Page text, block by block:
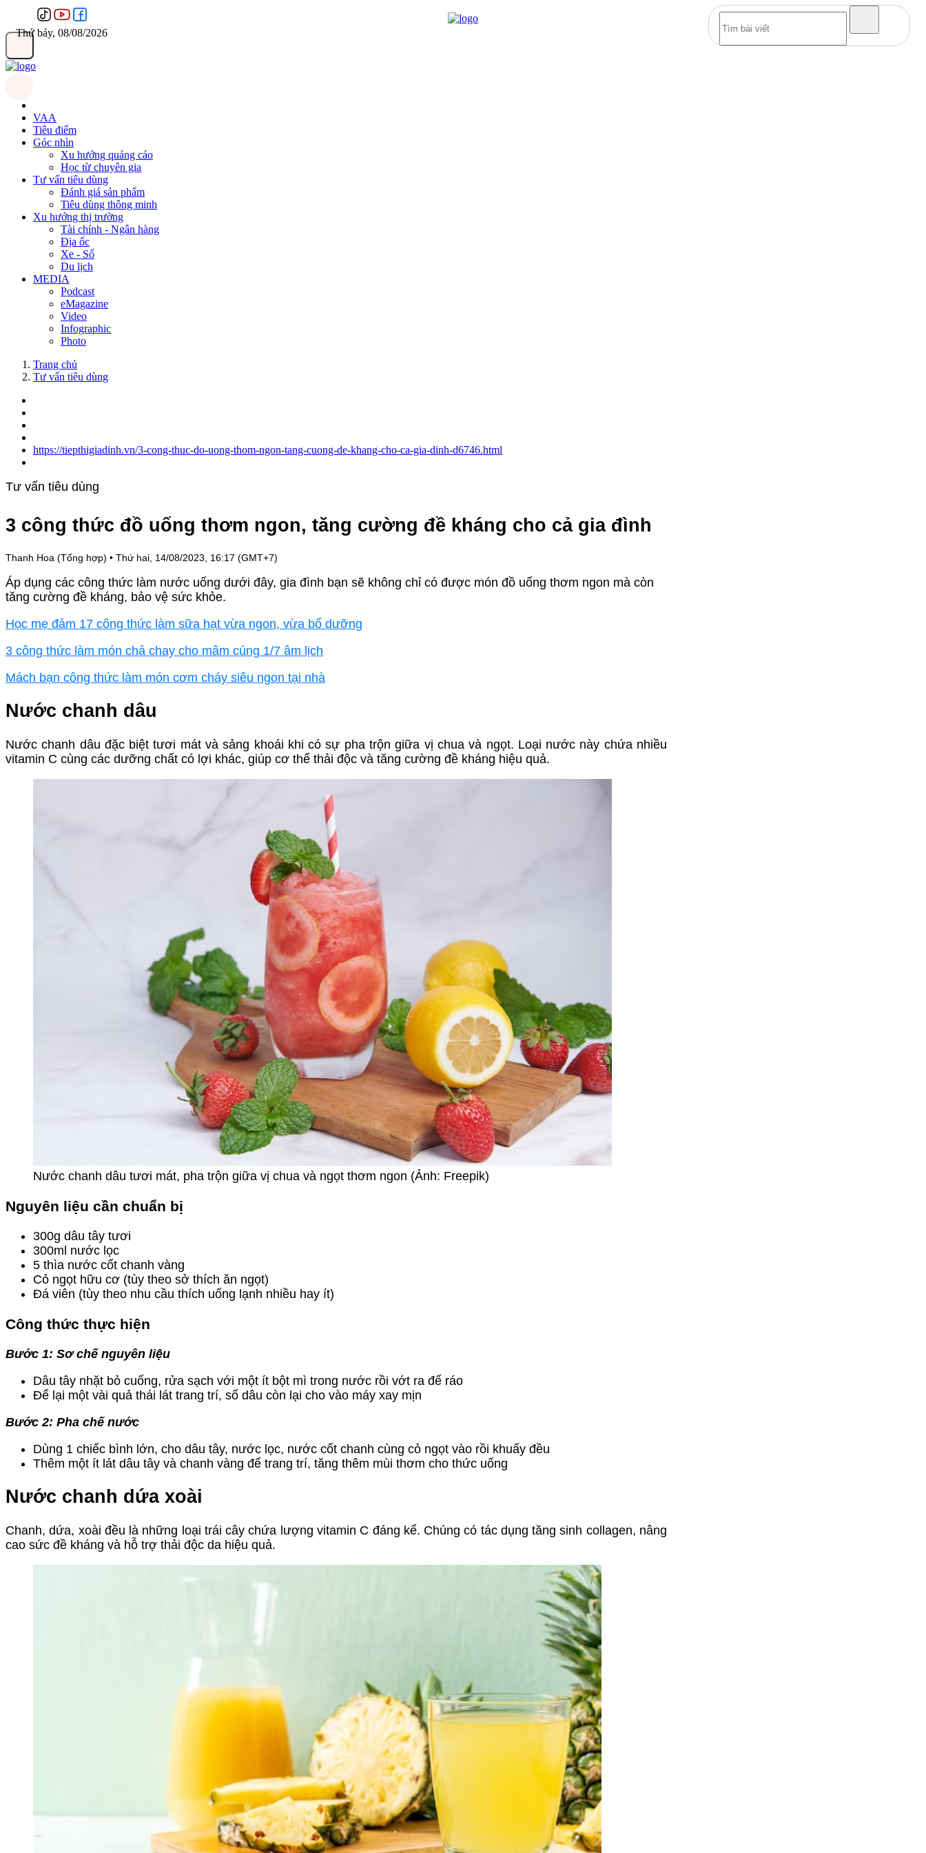
Thứ bảy, 08/08/2026
VAA
Tiêu điểm
Góc nhìn
Xu hướng quảng cáo
Học từ chuyên gia
Tư vấn tiêu dùng
Đánh giá sản phẩm
Tiêu dùng thông minh
Xu hướng thị trường
Tài chính - Ngân hàng
Địa ốc
Xe - Số
Du lịch
MEDIA
Podcast
eMagazine
Video
Infographic
Photo
Trang chủ
Tư vấn tiêu dùng
https://tiepthigiadinh.vn/3-cong-thuc-do-uong-thom-ngon-tang-cuong-de-khang-cho-ca-gia-dinh-d6746.html
Tư vấn tiêu dùng
3 công thức đồ uống thơm ngon, tăng cường đề kháng cho cả gia đình
Thanh Hoa (Tổng hợp) • Thứ hai, 14/08/2023, 16:17 (GMT+7)
Áp dụng các công thức làm nước uống dưới đây, gia đình bạn sẽ không chỉ có được món đồ uống thơm ngon mà còn
tăng cường đề kháng, bảo vệ sức khỏe.
Học mẹ đảm 17 công thức làm sữa hạt vừa ngon, vừa bổ dưỡng
3 công thức làm món chả chay cho mâm cúng 1/7 âm lịch
Mách bạn công thức làm món cơm cháy siêu ngon tại nhà
Nước chanh dâu
Nước chanh dâu đặc biệt tươi mát và sảng khoái khi có sự pha trộn giữa vị chua và ngọt. Loại nước này chứa nhiều
vitamin C cùng các dưỡng chất có lợi khác, giúp cơ thể thải độc và tăng cường đề kháng hiệu quả.
Nước chanh dâu tươi mát, pha trộn giữa vị chua và ngọt thơm ngon (Ảnh: Freepik)
Nguyên liệu cần chuẩn bị
300g dâu tây tươi
300ml nước lọc
5 thìa nước cốt chanh vàng
Cỏ ngọt hữu cơ (tùy theo sở thích ăn ngọt)
Đá viên (tùy theo nhu cầu thích uống lạnh nhiều hay ít)
Công thức thực hiện
Bước 1: Sơ chế nguyên liệu
Dâu tây nhặt bỏ cuống, rửa sạch với một ít bột mì trong nước rồi vớt ra để ráo
Để lại một vài quả thái lát trang trí, số dâu còn lại cho vào máy xay mịn
Bước 2: Pha chế nước
Dùng 1 chiếc bình lớn, cho dâu tây, nước lọc, nước cốt chanh cùng cỏ ngọt vào rồi khuấy đều
Thêm một ít lát dâu tây và chanh vàng để trang trí, tăng thêm mùi thơm cho thức uống
Nước chanh dứa xoài
Chanh, dứa, xoài đều là những loại trái cây chứa lượng vitamin C đáng kể. Chúng có tác dụng tăng sinh collagen, nâng
cao sức đề kháng và hỗ trợ thải độc da hiệu quả.